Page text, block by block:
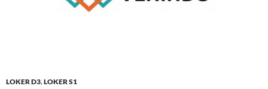
LOKER D3,LOKER S1